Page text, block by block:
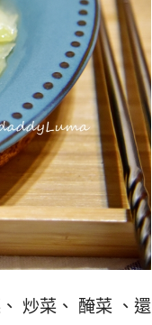
炒菜、 醃菜 、還